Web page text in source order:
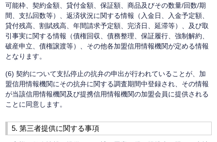
可能枠、契約金額、貸付金額、保証額、商品及びその数量/回数/期
間、支払回数等）、返済状況に関する情報（入金日、入金予定額、
貸付残高、割賦残高、年間請求予定額、完済日、延滞等）、及び取
引事実に関する情報（債権回収、債務整理、保証履行、強制解約、
破産申立、債権譲渡等）、その他各加盟信用情報機関が定める情報
となります。
(6) 契約について支払停止の抗弁の申出が行われていることが、加
盟信用情報機関にその抗弁に関する調査期間中登録され、その情報
が当該信用情報機関及び提携信用情報機関の加盟会員に提供される
ことに同意します。
5. 第三者提供に関する事項